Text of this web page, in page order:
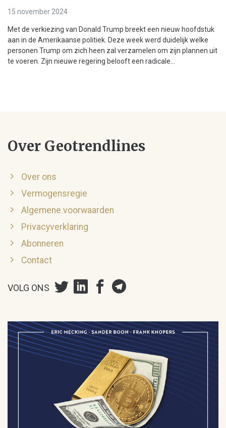
15 november 2024
Met de verkiezing van Donald Trump breekt een nieuw hoofdstuk
aan in de Amerikaanse politiek. Deze week werd duidelijk welke
personen Trump om zich heen zal verzamelen om zijn plannen uit
te voeren. Zijn nieuwe regering belooft een radicale...
Over Geotrendlines
Over ons
Vermogensregie
Algemene voorwaarden
Privacyverklaring
Abonneren
Contact
VOLG ONS